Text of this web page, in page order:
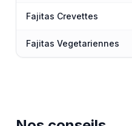
Fajitas Crevettes
Fajitas Vegetariennes